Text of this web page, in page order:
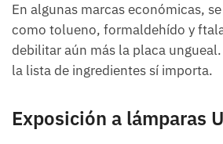
En algunas marcas económicas,
como tolueno, formaldehído y
debilitar aún más la placa
la lista de ingredientes sí importa.
Exposición a lámparas